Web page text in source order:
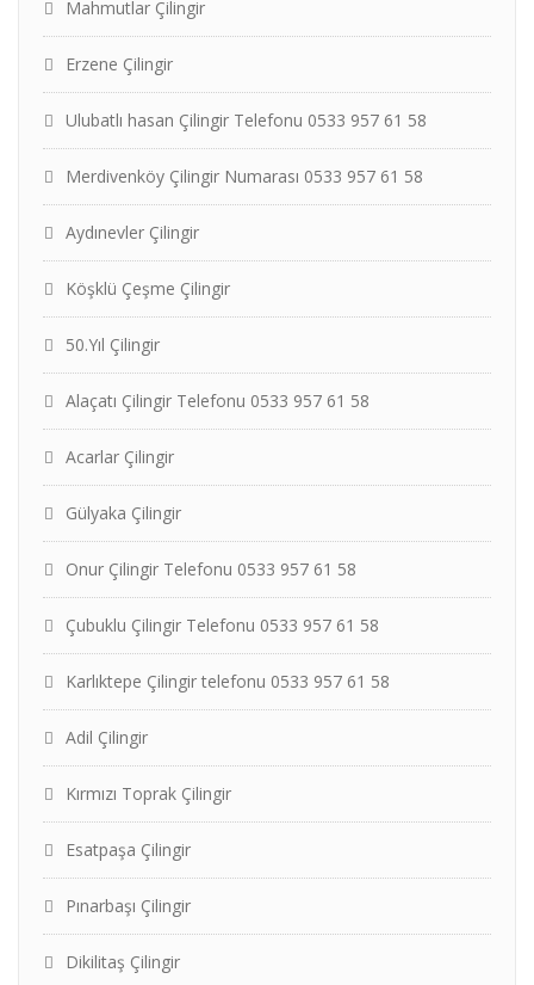
Mahmutlar Çilingir
Erzene Çilingir
Ulubatlı hasan Çilingir Telefonu 0533 957 61 58
Merdivenköy Çilingir Numarası 0533 957 61 58
Aydınevler Çilingir
Köşklü Çeşme Çilingir
50.Yıl Çilingir
Alaçatı Çilingir Telefonu 0533 957 61 58
Acarlar Çilingir
Gülyaka Çilingir
Onur Çilingir Telefonu 0533 957 61 58
Çubuklu Çilingir Telefonu 0533 957 61 58
Karlıktepe Çilingir telefonu 0533 957 61 58
Adil Çilingir
Kırmızı Toprak Çilingir
Esatpaşa Çilingir
Pınarbaşı Çilingir
Dikilitaş Çilingir